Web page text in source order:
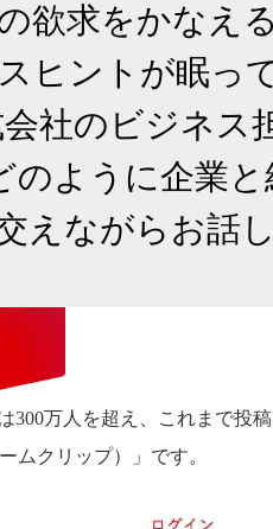
欲求をかなえ
ヒントが眠っ
社のビジネス
のように企業
えながらお話
万人を超え、これまで投
ムクリップ）」です。